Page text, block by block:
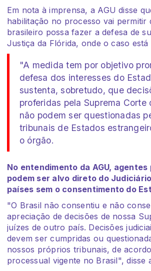
Em nota à imprensa, a AGU disse
habilitação no processo vai permitir
brasileiro possa fazer a defesa de
Justiça da Flórida, onde o caso está
"A medida tem por objetivo
defesa dos interesses do
sustenta, sobretudo, que
proferidas pela Suprema Corte
não podem ser questionadas
tribunais de Estados
o órgão.
No entendimento da AGU,
podem ser alvo direto do
países sem o consentimento do
"O Brasil não consentiu e não
apreciação de decisões de nossa
juízes de outro país. Decisões
devem ser cumpridas ou
nossos próprios tribunais, de
processual vigente no Brasil", disse